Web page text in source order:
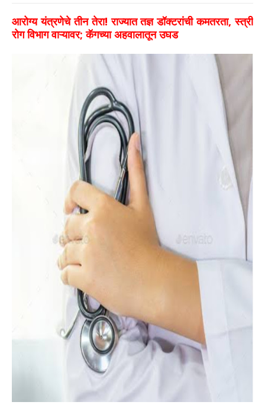
आरोग्य यंत्रणेचे तीन तेरा! राज्यात तज्ञ डॉक्टरांची कमतरता, स्त्री
रोग विभाग वाऱ्यावर; कॅगच्या अहवालातून उघड